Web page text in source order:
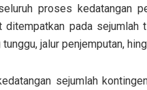
proses kedatangan
ditempatkan pada
jalur penjemputan,
sejumlah